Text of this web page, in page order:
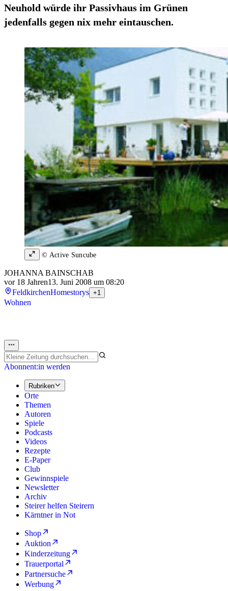
Neuhold würde ihr Passivhaus im Grünen
jedenfalls gegen nix mehr eintauschen.
© Active Suncube
JOHANNA BAINSCHAB
vor 18 Jahren13. Juni 2008 um 08:20
FeldkirchenHomestorys +1
Wohnen
Abonnent:in werden
Rubriken
Orte
Themen
Autoren
Spiele
Podcasts
Videos
Rezepte
E-Paper
Club
Gewinnspiele
Newsletter
Archiv
Steirer helfen Steirern
Kärntner in Not
Shop
Auktion
Kinderzeitung
Trauerportal
Partnersuche
Werbung